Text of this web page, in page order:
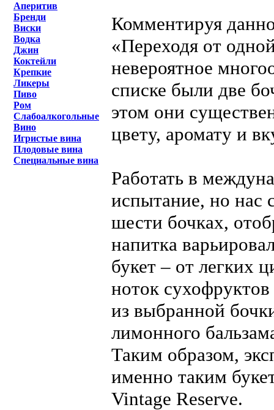
Аперитив
Бренди
Виски
Водка
Джин
Коктейли
Крепкие
Ликеры
Пиво
Ром
Слабоалкогольные
Вино
Игристые вина
Плодовые вина
Специальные вина
Комментируя
«Переходя от
невероятное
списке были две
этом они
цвету, аромату и
Работать в
испытание, но нас
шести бочках,
напитка
букет – от легких
ноток
из выбранной
лимонного
Таким образом,
именно таким
Vintage Reserve.